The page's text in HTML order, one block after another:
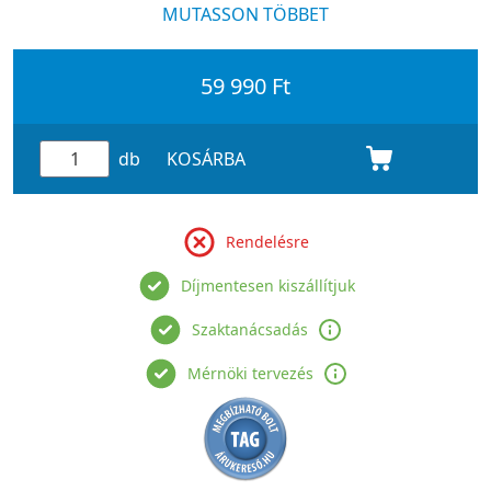
MUTASSON TÖBBET
59 990 Ft
db KOSÁRBA
Rendelésre
Díjmentesen kiszállítjuk
Szaktanácsadás
Mérnöki tervezés